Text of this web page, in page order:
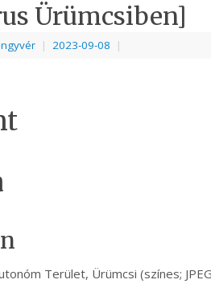
Ürümcsiben]
| 2023-09-08 |
Terület, Ürümcsi (színes;